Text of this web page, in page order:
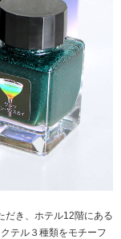
だき、ホテル12階にある
テル３種類をモチーフ